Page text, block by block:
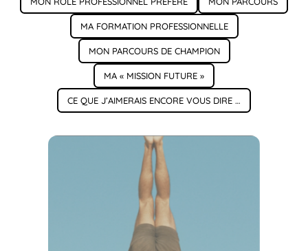
MA FORMATION PROFESSIONNELLE
MON PARCOURS DE CHAMPION
MA « MISSION FUTURE »
CE QUE J’AIMERAIS ENCORE VOUS DIRE …